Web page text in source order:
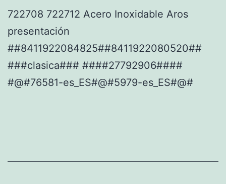
722708 722712 Acero Inoxidable Aros
presentación
##8411922084825##8411922080520##
###clasica### ####27792906####
#@#76581-es_ES#@#5979-es_ES#@#